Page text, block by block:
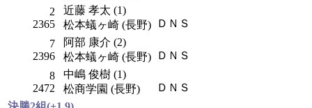
2
2365
近藤 孝太 (1)
松本蟻ヶ崎 (長野)
ＤＮＳ
7
2396
阿部 康介 (2)
松本蟻ヶ崎 (長野)
ＤＮＳ
8
2472
中嶋 俊樹 (1)
松商学園 (長野)
ＤＮＳ